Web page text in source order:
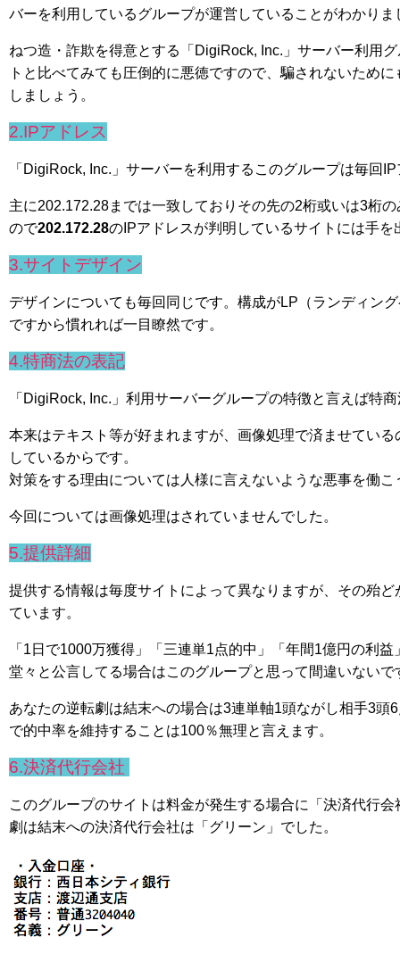
バーを利用しているグループが運営していることがわかりま
ねつ造・詐欺を得意とする「DigiRock, Inc.」サーバー利用
トと比べてみても圧倒的に悪徳ですので、騙されないため
しましょう。
2.IPアドレス
「DigiRock, Inc.」サーバーを利用するこのグループは毎回
主に202.172.28までは一致しておりその先の2桁或いは3桁
ので202.172.28のIPアドレスが判明しているサイトには手
3.サイトデザイン
デザインについても毎回同じです。構成がLP（ランディン
ですから慣れれば一目瞭然です。
4.特商法の表記
「DigiRock, Inc.」利用サーバーグループの特徴と言えば特
本来はテキスト等が好まれますが、画像処理で済ませてい
しているからです。
対策をする理由については人様に言えないような悪事を働こ
今回については画像処理はされていませんでした。
5.提供詳細
提供する情報は毎度サイトによって異なりますが、その殆
ています。
「1日で1000万獲得」「三連単1点的中」「年間1億円の利
堂々と公言してる場合はこのグループと思って間違いないで
あなたの逆転劇は結末への場合は3連単軸1頭ながし相手3頭
で的中率を維持することは100％無理と言えます。
6.決済代行会社
このグループのサイトは料金が発生する場合に「決済代行
劇は結末への決済代行会社は「グリーン」でした。